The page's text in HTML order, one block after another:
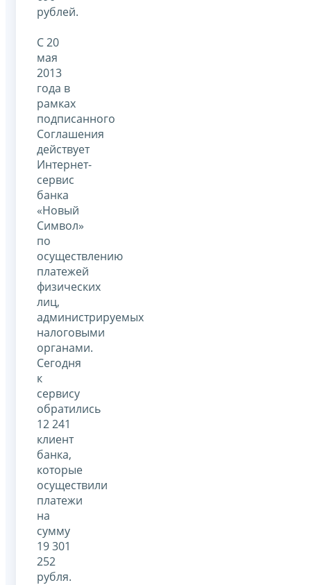
рублей.
С 20
мая
2013
года в
рамках
подписанного
Соглашения
действует
Интернет-
сервис
банка
«Новый
Символ»
по
осуществлению
платежей
физических
лиц,
администрируемых
налоговыми
органами.
Сегодня
к
сервису
обратились
12 241
клиент
банка,
которые
осуществили
платежи
на
сумму
19 301
252
рубля.